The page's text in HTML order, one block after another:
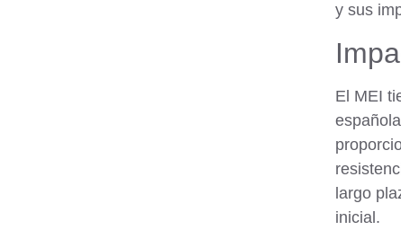
y sus
El MEI
largo
inicial.